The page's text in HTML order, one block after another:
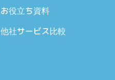
お役立ち資料
他社サービス比較